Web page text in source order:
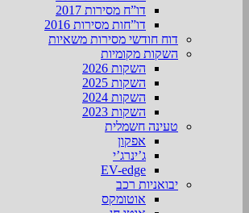
דו”ח מסירות 2017
דו”חות מסירות 2016
דוח חודשי מסירות משאיות
השקות מקומיות
השקות 2026
השקות 2025
השקות 2024
השקות 2023
טעינה חשמלית
אפקון
ג’ינרג’י
EV-edge
יבואניות רכב
אוטומקס